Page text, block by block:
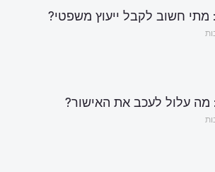
מתי חשוב לקבל ייעוץ משפטי?